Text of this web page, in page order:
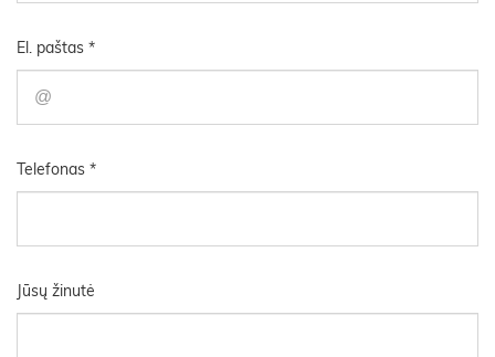
El. paštas *
Telefonas *
Jūsų žinutė